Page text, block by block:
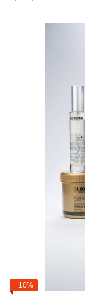
−10%